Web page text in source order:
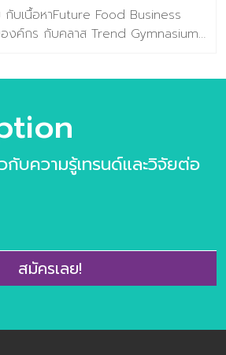
บเนื้อหาFuture Food Business
งค์กร กับคลาส Trend Gymnasium
ค์กร ประกอบไปด้วย การบรรยายแบบ
Trend ทั้ง 10 เทรนด์ FoodTrend
รนด์ที่เป็นโจทย์ของธุรกิจ Trend
การประยุกต์เทรนด์สู่ไอเดียแห่ง
ติดต่อสอบถามเพิ่ม
คต Baramizi Lab LINE OA :
เทรนด์และคอนเซปต์แห่งอนาคต
กรที่ทำหน้าที่จับตามองเทรนด์ที่น่าสนใจ
กับความรู้เทรนด์และวิจัยต่อ
สมัครเลย!